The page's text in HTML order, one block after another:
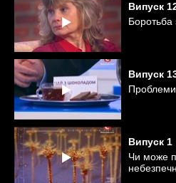
Випуск
Боротьба
Випуск
Випуск 1
Чи може